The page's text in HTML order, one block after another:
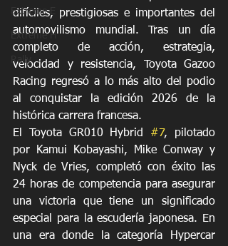
Extreme E
Extreme H
Rally
difíciles, prestigiosas e importantes del
automovilismo mundial. Tras un día
completo de acción, estrategia,
velocidad y resistencia, Toyota Gazoo
Racing regresó a lo más alto del podio
al conquistar la edición 2026 de la
histórica carrera francesa.
El Toyota GR010 Hybrid #7, pilotado
por Kamui Kobayashi, Mike Conway y
Nyck de Vries, completó con éxito las
24 horas de competencia para asegurar
una victoria que tiene un significado
especial para la escudería japonesa. En
una era donde la categoría Hypercar